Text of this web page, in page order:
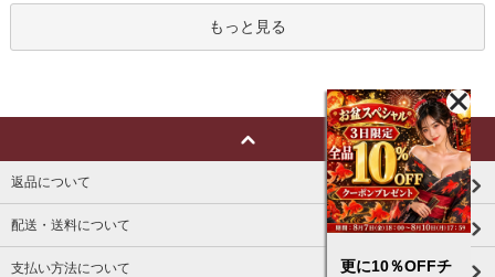
もっと見る
返品について
配送・送料について
支払い方法について
更に10％OFFチ